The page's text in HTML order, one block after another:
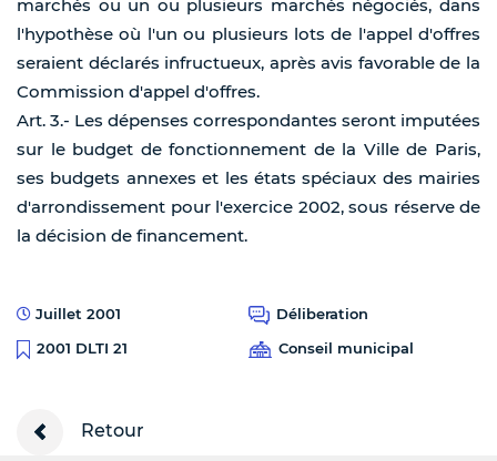
marchés ou un ou plusieurs marchés négociés, dans
l'hypothèse où l'un ou plusieurs lots de l'appel d'offres
seraient déclarés infructueux, après avis favorable de la
Commission d'appel d'offres.
Art. 3.- Les dépenses correspondantes seront imputées
sur le budget de fonctionnement de la Ville de Paris,
ses budgets annexes et les états spéciaux des mairies
d'arrondissement pour l'exercice 2002, sous réserve de
la décision de financement.
Juillet 2001
Déliberation
2001 DLTI 21
Conseil municipal
Retour